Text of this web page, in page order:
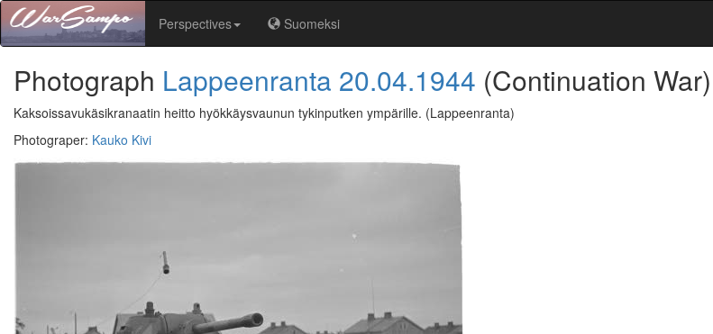
Perspectives Suomeksi
Photograph Lappeenranta 20.04.1944 (Continuation War)
Kaksoissavukäsikranaatin heitto hyökkäysvaunun tykinputken ympärille. (Lappeenranta)
Photograper: Kauko Kivi